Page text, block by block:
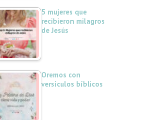
5 mujeres que
recibieron milagros
de Jesús
Oremos con
versículos bíblicos